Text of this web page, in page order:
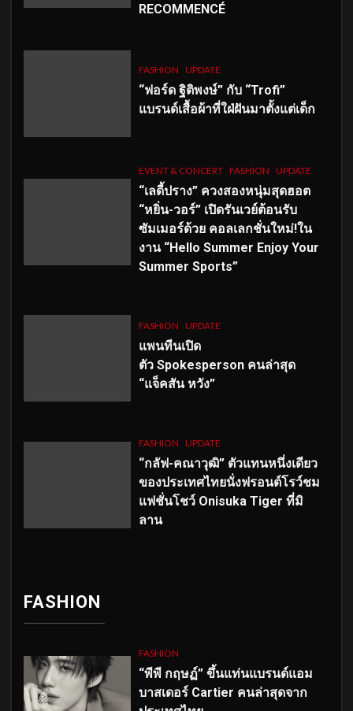
RECOMMENCÉ
FASHION UPDATE
“ฟอร์ด ฐิติพงษ์” กับ “Trofi”
แบรนด์เสื้อผ้าที่ใฝ่ฝันมาตั้งแต่เด็ก
EVENT & CONCERT FASHION UPDATE
“เลดี้ปราง” ควงสองหนุ่มสุดฮอต
“หยิ่น-วอร์” เปิดรันเวย์ต้อนรับ
ซัมเมอร์ด้วย คอลเลกชั่นใหม่!ใน
งาน “Hello Summer Enjoy Your
Summer Sports”
FASHION UPDATE
แพนทีนเปิด
ตัว Spokesperson คนล่าสุด
“แจ็คสัน หวัง”
FASHION UPDATE
“กลัฟ-คณาวุฒิ” ตัวแทนหนึ่งเดียว
ของประเทศไทยนั่งฟรอนต์โรว์ชม
แฟชั่นโชว์ Onisuka Tiger ที่มิ
ลาน
FASHION
FASHION
“พีพี กฤษฏ์” ขึ้นแท่นแบรนด์แอม
บาสเดอร์ Cartier คนล่าสุดจาก